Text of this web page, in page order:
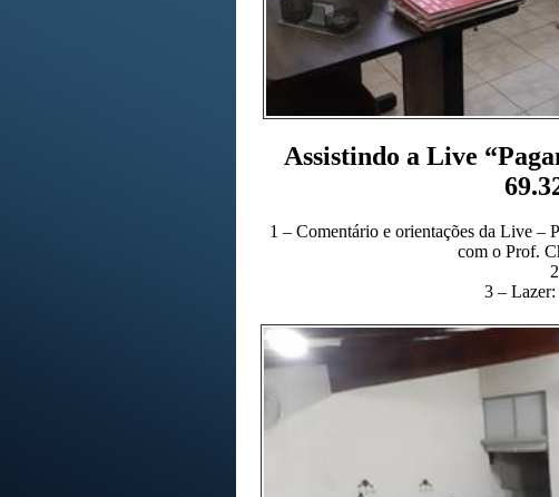
Assistindo a Live
1 – Comentário e orientações da Live –
com o Prof.
3 –